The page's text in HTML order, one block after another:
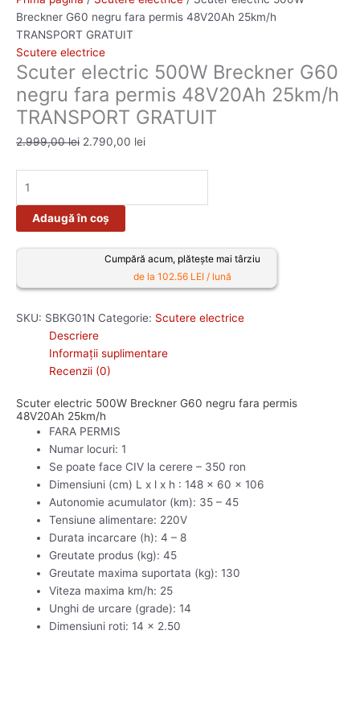
Breckner G60 negru fara permis 48V20Ah 25km/h
TRANSPORT GRATUIT
Scutere electrice
Scuter electric 500W Breckner G60
negru fara permis 48V20Ah 25km/h
TRANSPORT GRATUIT
2.999,00lei 2.790,00 lei
Adaugă în coș
Cumpără acum, plătește mai târziu
de la 102.56 LEI / lună
SKU: SBKG01N Categorie: Scutere electrice
Descriere
Informații suplimentare
Recenzii (0)
Scuter electric 500W Breckner G60 negru fara permis
48V20Ah 25km/h
FARA PERMIS
Numar locuri: 1
Se poate face CIV la cerere – 350 ron
Dimensiuni (cm) L x l x h : 148 x 60 x 106
Autonomie acumulator (km): 35 – 45
Tensiune alimentare: 220V
Durata incarcare (h): 4 – 8
Greutate produs (kg): 45
Greutate maxima suportata (kg): 130
Viteza maxima km/h: 25
Unghi de urcare (grade): 14
Dimensiuni roti: 14 x 2.50